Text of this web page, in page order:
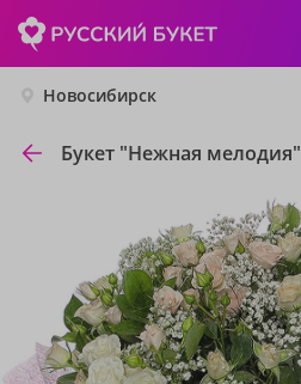
Новосибирск
Букет "Нежная мелодия"